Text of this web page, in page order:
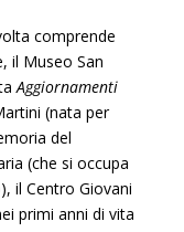
comprende
il Museo San
Aggiornamenti
(nata per
del
(che si occupa
il Centro Giovani
primi anni di vita